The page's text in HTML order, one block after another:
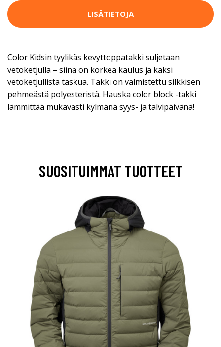
LISÄTIETOJA
Color Kidsin tyylikäs kevyttoppatakki suljetaan
vetoketjulla – siinä on korkea kaulus ja kaksi
vetoketjullista taskua. Takki on valmistettu silkkisen
pehmeästä polyesteristä. Hauska color block -takki
lämmittää mukavasti kylmänä syys- ja talvipäivänä!
SUOSITUIMMAT TUOTTEET